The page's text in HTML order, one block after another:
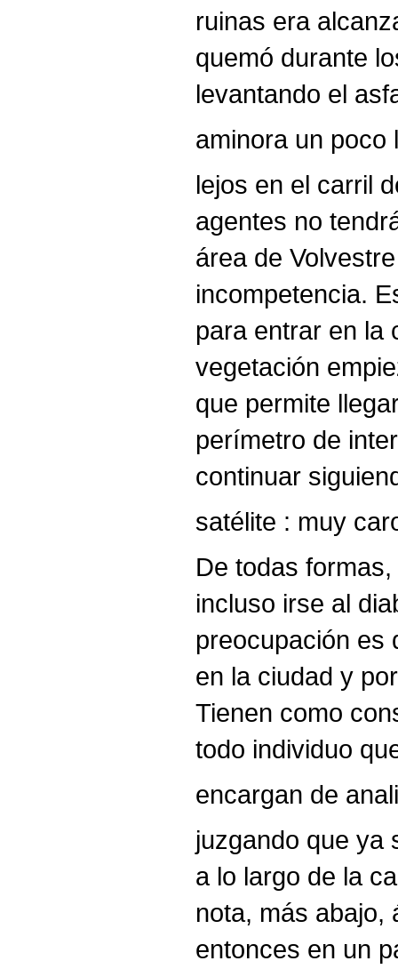
ruinas era
quemó durante
levantando el
aminora un poco
lejos en el carril
agentes no
área de
incompetencia.
para entrar en la
vegetación
que permite
perímetro de
continuar
satélite : muy
De todas
incluso irse al
preocupación es
en la ciudad y
Tienen como
todo individuo
encargan de
juzgando que ya
a lo largo de la
nota, más abajo,
entonces en un